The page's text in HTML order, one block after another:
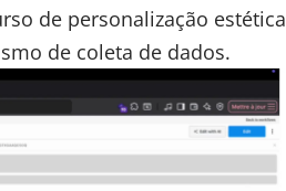
de personalização estética
de coleta de dados.